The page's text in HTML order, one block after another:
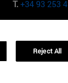
T.+34 93 253
01321001
Reject All